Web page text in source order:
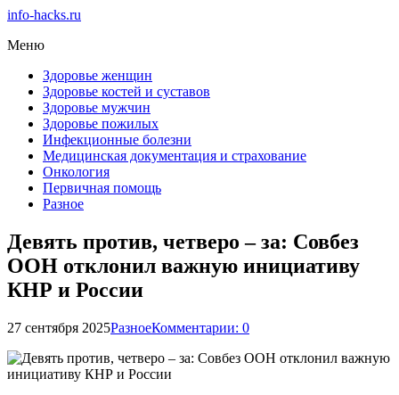
info-hacks.ru
Меню
Здоровье женщин
Здоровье костей и суставов
Здоровье мужчин
Здоровье пожилых
Инфекционные болезни
Медицинская документация и страхование
Онкология
Первичная помощь
Разное
Девять против, четверо – за: Совбез
ООН отклонил важную инициативу
КНР и России
27 сентября 2025РазноеКомментарии: 0